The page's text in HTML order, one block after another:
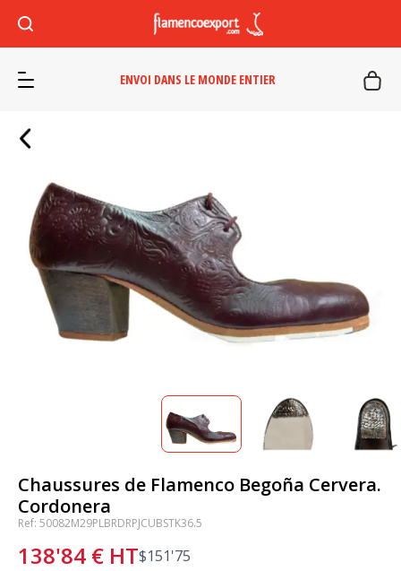
ENVOI DANS LE MONDE ENTIER
Chaussures de Flamenco Begoña Cervera.
Cordonera
Ref: 50082M29PLBRDRPJCUBSTK36.5
138'84 € HT$151'75